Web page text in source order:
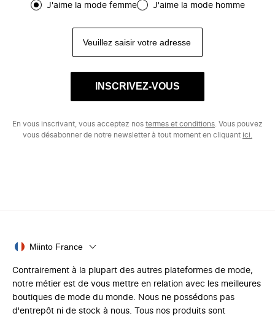
J'aime la mode femme J'aime la mode homme
INSCRIVEZ-VOUS
En vous inscrivant, vous acceptez nos termes et conditions . Vous pouvez
vous désabonner de notre newsletter à tout moment en cliquant ici.
Miinto France
Contrairement à la plupart des autres plateformes de mode,
notre métier est de vous mettre en relation avec les meilleures
boutiques de mode du monde. Nous ne possédons pas
d'entrepôt ni de stock à nous. Tous nos produits sont